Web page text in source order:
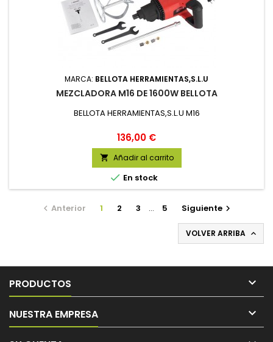
MARCA: BELLOTA HERRAMIENTAS,S.L.U
MEZCLADORA M16 DE 1600W BELLOTA
BELLOTA HERRAMIENTAS,S.L.U M16
Precio
136,00 €
 Añadir al carrito
 En stock
 Anterior 1 2 3 … 5 Siguiente
VOLVER ARRIBA 
PRODUCTOS 
NUESTRA EMPRESA 